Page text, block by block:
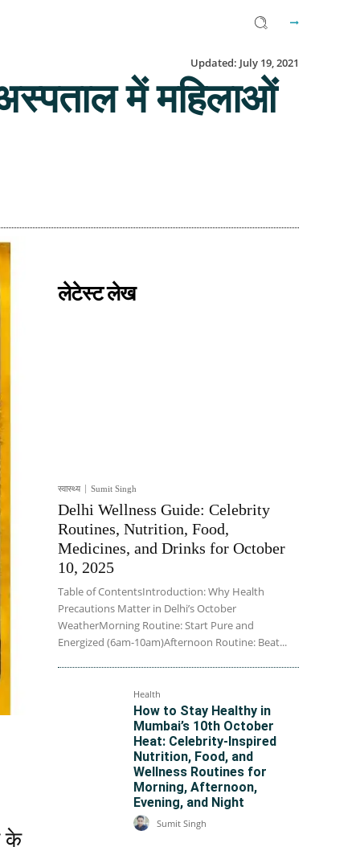
Updated: July 19, 2021
में महिलाओं
के
लेटेस्ट लेख
स्वास्थ्य Sumit Singh
Delhi Wellness Guide: Celebrity
Routines, Nutrition, Food,
Medicines, and Drinks for October
10, 2025
Table of ContentsIntroduction: Why Health
Precautions Matter in Delhi’s October
WeatherMorning Routine: Start Pure and
Energized (6am-10am)Afternoon Routine: Beat...
Health
How to Stay Healthy in
Mumbai’s 10th October
Heat: Celebrity-Inspired
Nutrition, Food, and
Wellness Routines for
Morning, Afternoon,
Evening, and Night
Sumit Singh